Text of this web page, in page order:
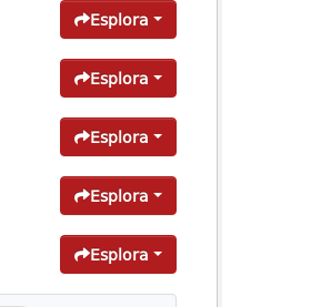
Esplora
Esplora
Esplora
Esplora
Esplora